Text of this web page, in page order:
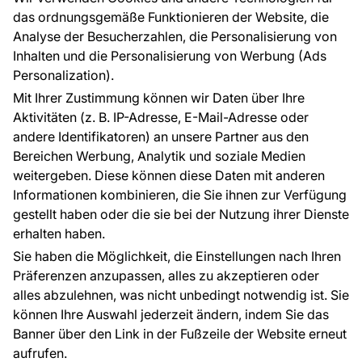
das ordnungsgemäße Funktionieren der Website, die
Analyse der Besucherzahlen, die Personalisierung von
Inhalten und die Personalisierung von Werbung (Ads
Personalization).
Mit Ihrer Zustimmung können wir Daten über Ihre
Aktivitäten (z. B. IP-Adresse, E-Mail-Adresse oder
andere Identifikatoren) an unsere Partner aus den
Bereichen Werbung, Analytik und soziale Medien
weitergeben. Diese können diese Daten mit anderen
Informationen kombinieren, die Sie ihnen zur Verfügung
gestellt haben oder die sie bei der Nutzung ihrer Dienste
erhalten haben.
Sie haben die Möglichkeit, die Einstellungen nach Ihren
Präferenzen anzupassen, alles zu akzeptieren oder
alles abzulehnen, was nicht unbedingt notwendig ist. Sie
können Ihre Auswahl jederzeit ändern, indem Sie das
Banner über den Link in der Fußzeile der Website erneut
aufrufen.
Raumvisualisierung
FÜR SIE
Blog
EU-Projekte
Ratschläge und Tipps
FAQ
ÜBER DAS UNTERNEHMEN
Kontakt
Haben Sie Fragen? Wir helfen Ihnen gerne weiter
und beraten Sie persönlich.
+49 781 95633072
service@tapeteneshop.de